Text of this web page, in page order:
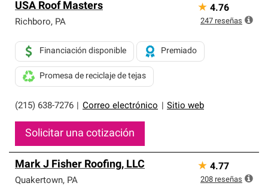
USA Roof Masters
Richboro, PA
(215) 638-7276 Correo electrónico Sitio web
Financiación disponible Premiado
Promesa de reciclaje de tejas
Solicitar una cotización
★ 4.76
247 reseñas
Mark J Fisher Roofing, LLC
Quakertown, PA
★ 4.77
208 reseñas